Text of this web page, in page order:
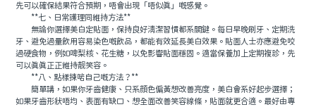
先可以確保結果符合預期，唔會出現「唔似真」嘅感覺。
**七、日常護理同維持方法**
無論你選擇美白定貼面，保持良好清潔習慣都系關鍵。每日早晚刷牙、定期洗
牙、避免過量飲用容易染色嘅飲品，都能有效延長美白效果。貼面人士亦應避免咬
過硬食物，例如啤梨核、花生糖，以免影響貼面穩固。適當保養加上定期複診，先
可以真真正正維持靓笑容。
**八、點樣揀啱自己嘅方法？**
簡單講，如果你牙齒健康、只系顔色偏黃想改善亮度，美白會系好起步選擇；
如果牙齒形狀唔均、表面有缺口、想全面改善笑容線條，貼面就更合適。最好由專